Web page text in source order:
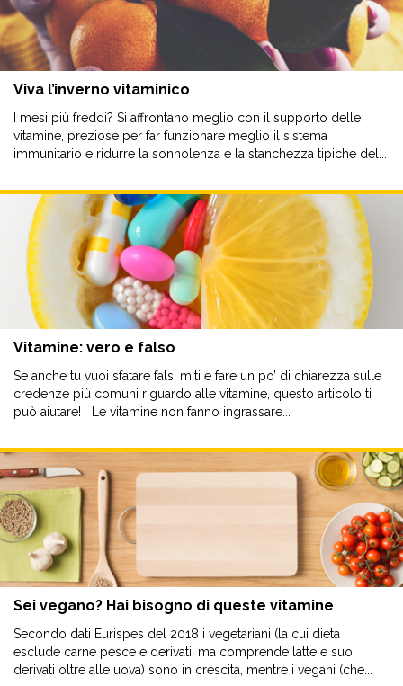
Viva l’inverno vitaminico
I mesi più freddi? Si affrontano meglio con il supporto delle
vitamine, preziose per far funzionare meglio il sistema
immunitario e ridurre la sonnolenza e la stanchezza tipiche del...
Vitamine: vero e falso
Se anche tu vuoi sfatare falsi miti e fare un po’ di chiarezza sulle
credenze più comuni riguardo alle vitamine, questo articolo ti
può aiutare! Le vitamine non fanno ingrassare...
Sei vegano? Hai bisogno di queste vitamine
Secondo dati Eurispes del 2018 i vegetariani (la cui dieta
esclude carne pesce e derivati, ma comprende latte e suoi
derivati oltre alle uova) sono in crescita, mentre i vegani (che...